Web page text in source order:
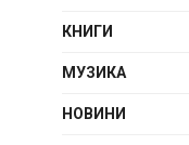
КНИГИ
МУЗИКА
НОВИНИ